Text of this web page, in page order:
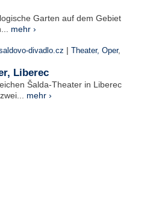
Garten auf dem Gebiet
mehr ›
divadlo.cz | Theater, Oper,
Liberec
Šalda-Theater in Liberec
mehr ›